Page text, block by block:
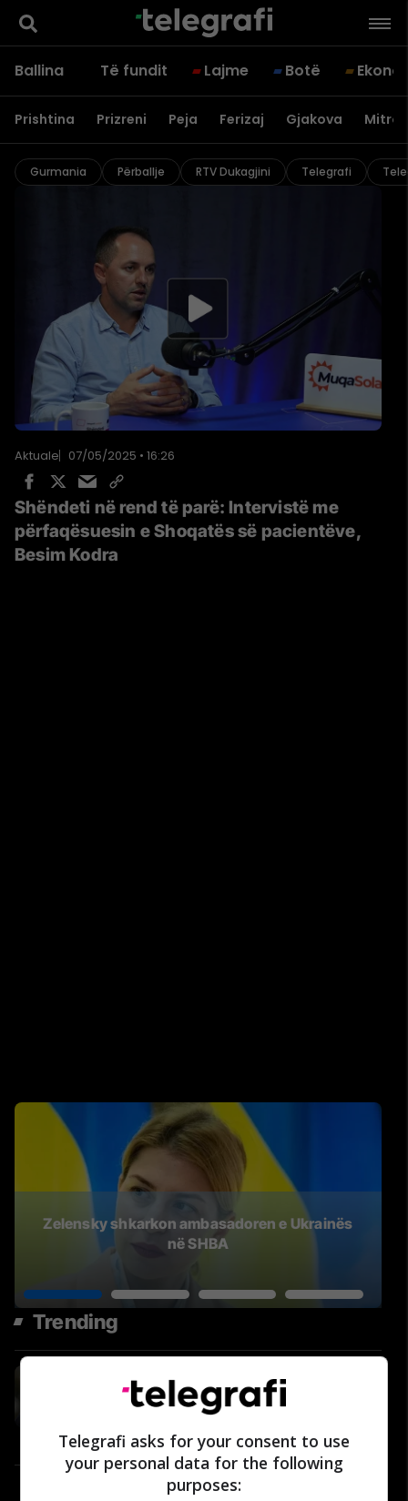
Ballina Të fundit Lajme Botë
Prishtina Prizreni Peja Ferizaj Gjakova
Gurmania Përballje RTV Dukagjini Telegrafi
Aktuale 07/05/2025 • 16:26
Shëndeti në rend të parë: Intervistë me
përfaqësuesin e Shoqatës së pacientëve,
Besim Kodra
Zelensky shkarkon ambasadoren e Ukrainës
në SHBA
Trending
Rrjedh kërkesa e ushtrisë
amerikane: Kërkohen “ide të
reja dhe jokonvencionale” për ta
ndëshkuar Iranin
Amerika
Çfarë po ndodh në LDK? Berim
Telegrafi asks for your consent to use
your personal data for the following
purposes: